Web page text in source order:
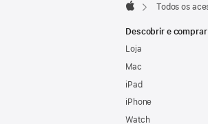
Todos os
Descobrir e comprar
Loja
Mac
iPad
iPhone
Watch